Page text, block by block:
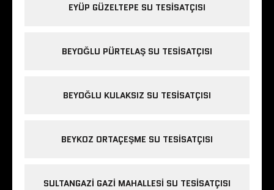
EYÜP GÜZELTEPE SU TESISATÇISI
BEYOĞLU PÜRTELAŞ SU TESISATÇISI
BEYOĞLU KULAKSIZ SU TESISATÇISI
BEYKOZ ORTAÇEŞME SU TESISATÇISI
SULTANGAZI GAZI MAHALLESI SU TESISATÇISI